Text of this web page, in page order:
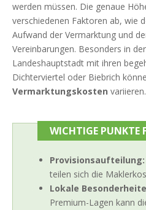
werden müssen. Die genaue
verschiedenen Faktoren ab, wie
Aufwand der Vermarktung und
Vereinbarungen. Besonders in
Landeshauptstadt mit ihren
Dichterviertel oder Biebrich
Vermarktungskosten variieren.
WICHTIGE PUNKTE
Provisionsaufteilung:
teilen sich die
Lokale
Premium-Lagen kann